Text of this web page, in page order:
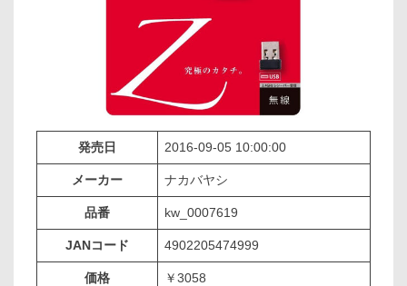
発売日 2016-09-05 10:00:00
メーカー ナカバヤシ
品番 kw_0007619
JANコード 4902205474999
価格 ￥3058